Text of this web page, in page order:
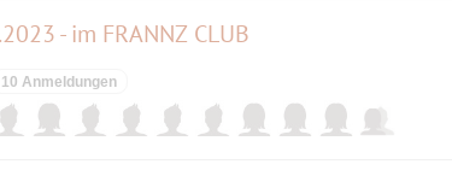
- im FRANNZ CLUB
10 Anmeldungen